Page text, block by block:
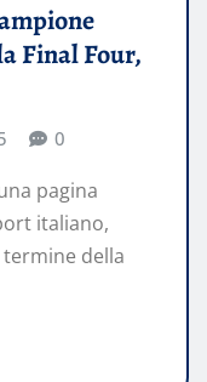
Final Four,
0
pagina
italiano,
termine della